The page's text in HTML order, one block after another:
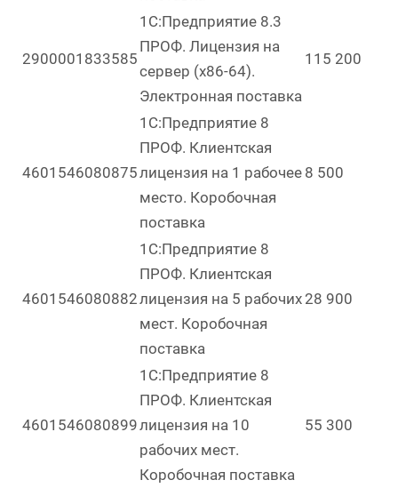
2900001833585
1С:Предприятие 8.3
ПРОФ. Лицензия на
сервер (x86-64).
Электронная поставка
115 200
4601546080875
1С:Предприятие 8
ПРОФ. Клиентская
лицензия на 1 рабочее
место. Коробочная
поставка
8 500
4601546080882
1С:Предприятие 8
ПРОФ. Клиентская
лицензия на 5 рабочих
мест. Коробочная
поставка
28 900
4601546080899
1С:Предприятие 8
ПРОФ. Клиентская
лицензия на 10
рабочих мест.
Коробочная поставка
55 300